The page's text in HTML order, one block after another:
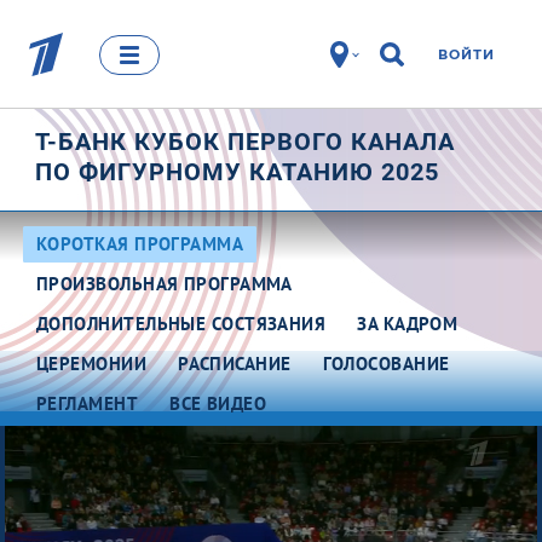
ВОЙТИ
Т-БАНК КУБОК ПЕРВОГО КАНАЛА
ПО ФИГУРНОМУ КАТАНИЮ 2025
КОРОТКАЯ ПРОГРАММА
ПРОИЗВОЛЬНАЯ ПРОГРАММА
ДОПОЛНИТЕЛЬНЫЕ СОСТЯЗАНИЯ
ЗА КАДРОМ
ЦЕРЕМОНИИ
РАСПИСАНИЕ
ГОЛОСОВАНИЕ
РЕГЛАМЕНТ
ВСЕ ВИДЕО